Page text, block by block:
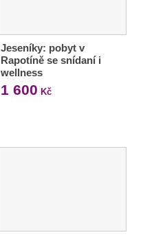
Jeseníky: pobyt v
Rapotíně se snídaní i
wellness
1 600 Kč